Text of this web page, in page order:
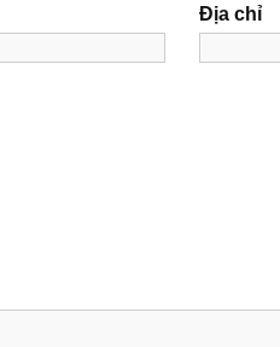
Địa chỉ